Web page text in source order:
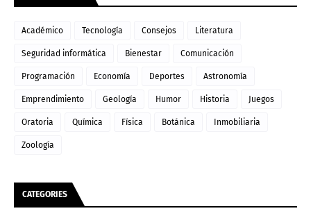
Académico Tecnología Consejos Literatura
Seguridad informática Bienestar Comunicación
Programación Economía Deportes Astronomía
Emprendimiento Geología Humor Historia Juegos
Oratoria Química Física Botánica Inmobiliaria
Zoología
CATEGORIES